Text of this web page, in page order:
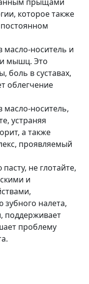
которое также
масло-носитель и
и мышц. Это
боль в суставах,
облегчение
масло-носитель,
устраняя
а также
проявляемый
не глотайте,
и
зубного налета,
поддерживает
проблему